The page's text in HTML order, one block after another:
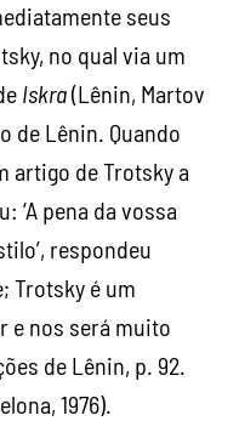
seus
no qual via um
Iskra(Lênin, Martov
de Lênin. Quando
artigo de Trotsky a
‘A pena da vossa
respondeu
Trotsky é um
e nos será muito
de Lênin, p. 92.
1976).